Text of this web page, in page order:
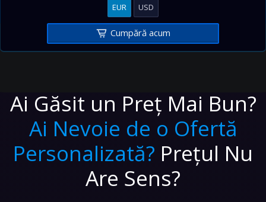
EUR USD
Cumpără acum
Ai Găsit un Preț Mai Bun?
Ai Nevoie de o Ofertă
Personalizată? Prețul Nu
Are Sens?